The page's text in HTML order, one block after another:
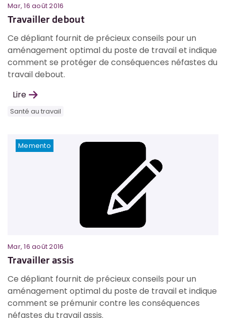
Mar, 16 août 2016
Travailler debout
Ce dépliant fournit de précieux conseils pour un
aménagement optimal du poste de travail et indique
comment se protéger de conséquences néfastes du
travail debout.
Lire
Santé au travail
Memento
Mar, 16 août 2016
Travailler assis
Ce dépliant fournit de précieux conseils pour un
aménagement optimal du poste de travail et indique
comment se prémunir contre les conséquences
néfastes du travail assis.